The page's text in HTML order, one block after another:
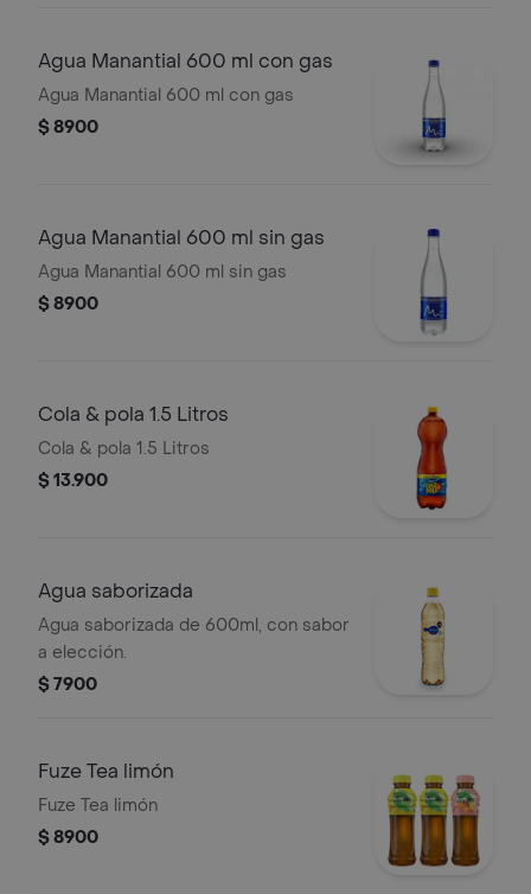
Agua Manantial 600 ml con gas
Agua Manantial 600 ml con gas
$ 8900
Agua Manantial 600 ml sin gas
Agua Manantial 600 ml sin gas
$ 8900
Cola & pola 1.5 Litros
Cola & pola 1.5 Litros
$ 13.900
Agua saborizada
Agua saborizada de 600ml, con sabor
a elección.
$ 7900
Fuze Tea limón
Fuze Tea limón
$ 8900